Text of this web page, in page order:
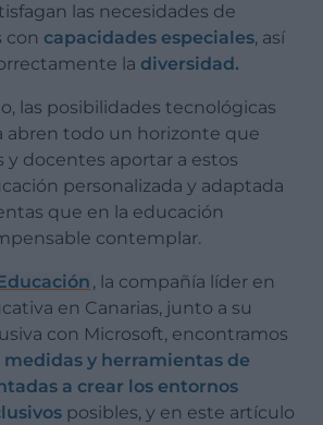
las necesidades de
con capacidades especiales, así
la diversidad.
abren todo un horizonte que
docentes aportar a estos
personalizada y adaptada
que en la educación
contemplar.
, la compañía líder en
en Canarias, junto a su
con Microsoft, encontramos
medidas y herramientas de
a crear los entornos
posibles, y en este artículo